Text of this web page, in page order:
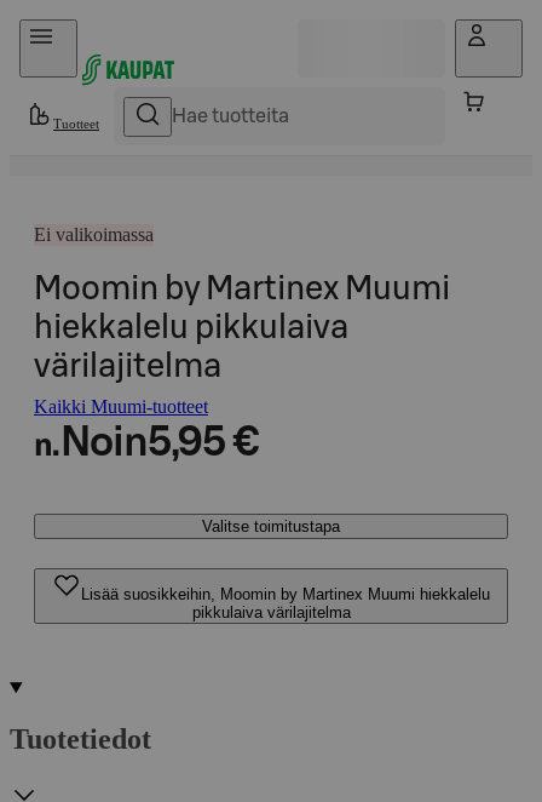
Hyppää sisältöön
Tuotteet
Ei valikoimassa
Moomin by Martinex Muumi
hiekkalelu pikkulaiva
värilajitelma
Kaikki Muumi-tuotteet
n. Noin5,95 €
Valitse toimitustapa
Lisää suosikkeihin, Moomin by Martinex Muumi hiekkalelu
pikkulaiva värilajitelma
Tuotetiedot